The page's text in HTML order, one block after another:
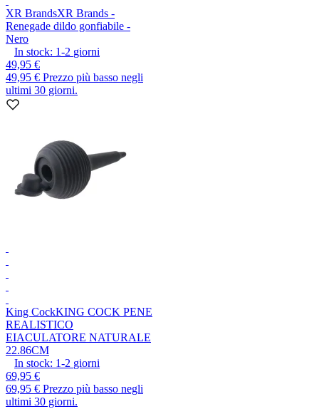
XR BrandsXR Brands -
Renegade dildo gonfiabile -
Nero
In stock: 1-2 giorni
49,95 €
49,95 € Prezzo più basso negli
ultimi 30 giorni.
King CockKING COCK PENE
REALISTICO
EIACULATORE NATURALE
22.86CM
In stock: 1-2 giorni
69,95 €
69,95 € Prezzo più basso negli
ultimi 30 giorni.